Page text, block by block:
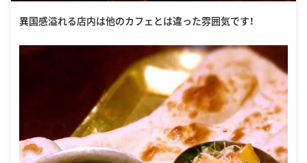
異国感溢れる店内は他のカフェとは違った雰囲気です！